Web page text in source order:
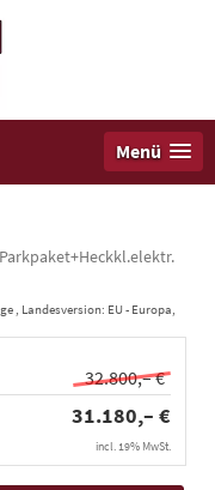
Menü
, Landesversion: EU - Europa,
32.800,– €
31.180,– €
incl. 19% MwSt.